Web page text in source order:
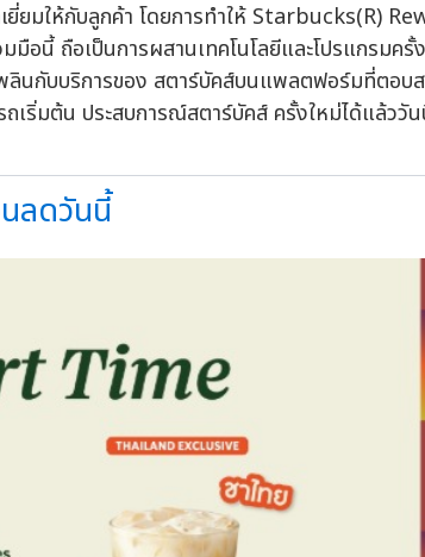
มให้กับลูกค้า โดยการทำให้ Starbucks(R)
มือนี้ ถือเป็นการผสานเทคโนโลยีและโปรแกรมค
ลินกับบริการของ สตาร์บัคส์บนแพลตฟอร์มที่ตอบ
เริ่มต้น ประสบการณ์สตาร์บัคส์ ครั้งใหม่ได้แล้ววั
ลดวันนี้